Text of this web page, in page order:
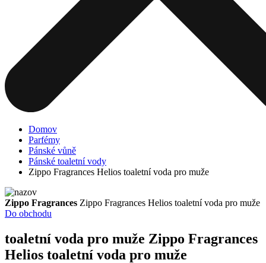
Domov
Parfémy
Pánské vůně
Pánské toaletní vody
Zippo Fragrances Helios toaletní voda pro muže
Zippo Fragrances Zippo Fragrances Helios toaletní voda pro muže
Do obchodu
toaletní voda pro muže Zippo Fragrances
Helios toaletní voda pro muže